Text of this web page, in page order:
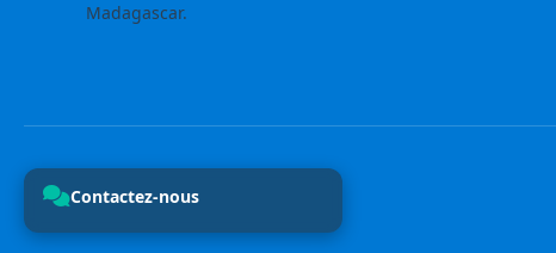
Madagascar.
Contactez-nous